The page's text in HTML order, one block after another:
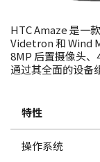
HTC Amaze 是一
Videtron 和 Wind
8MP 后置摄像头、
通过其全面的设备
特性
操作系统